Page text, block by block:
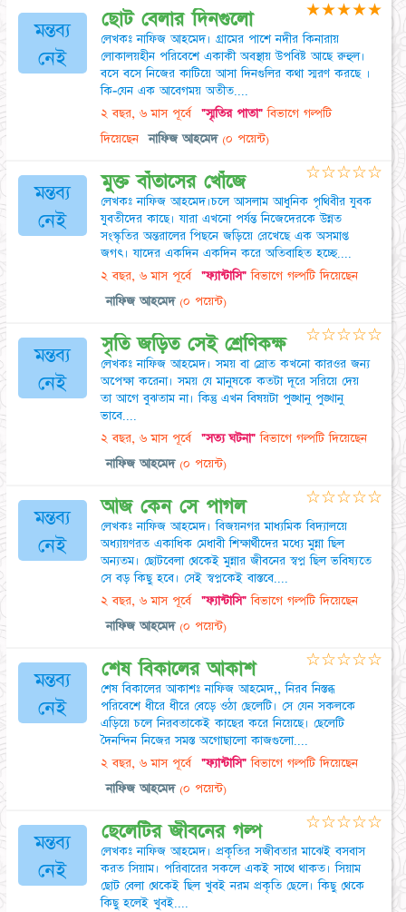
মন্তব্য
নেই
ছোট বেলার দিনগুলো
লেখকঃ নাফিজ আহমেদ। গ্রামের পাশে নদীর কিনারায়
লোকালয়হীন পরিবেশে একাকী অবস্থায় উপবিষ্ট আছে রুহুল।
বসে বসে নিজের কাটিয়ে আসা দিনগুলির কথা স্মরণ করছে ।
কি-যেন এক আবেগময় অতীত....
২ বছর, ৬ মাস পূর্বে "স্মৃতির পাতা"বিভাগে গল্পটি
দিয়েছেন
নাফিজ আহমেদ (০ পয়েন্ট)
★★★★★
মন্তব্য
নেই
মুক্ত বাঁতাসের খোঁজে
লেখকঃ নাফিজ আহমেদ।চলে আসলাম আধুনিক পৃথিবীর যুবক
যুবতীদের কাছে। যারা এখনো পর্যন্ত নিজেদেরকে উন্নত
সংস্কৃতির অন্তরালের পিছনে জড়িয়ে রেখেছে এক অসমাপ্ত
জগৎ। যাদের একদিন একদিন করে অতিবাহিত হচ্ছে....
২ বছর, ৬ মাস পূর্বে "ফ্যান্টাসি"বিভাগে গল্পটি দিয়েছেন
নাফিজ আহমেদ (০ পয়েন্ট)
☆☆☆☆☆
মন্তব্য
নেই
সৃতি জড়িত সেই শ্রেণিকক্ষ
লেখকঃ নাফিজ আহমেদ। সময় বা স্রোত কখনো কারওর জন্য
অপেক্ষা করেনা। সময় যে মানুষকে কতটা দূরে সরিয়ে দেয়
তা আগে বুঝতাম না। কিন্তু এখন বিষয়টা পুঙ্খানু পুঙ্খানু
ভাবে....
২ বছর, ৬ মাস পূর্বে "সত্য ঘটনা"বিভাগে গল্পটি দিয়েছেন
নাফিজ আহমেদ (০ পয়েন্ট)
☆☆☆☆☆
মন্তব্য
নেই
আজ কেন সে পাগল
লেখকঃ নাফিজ আহমেদ। বিজয়নগর মাধ্যমিক বিদ্যালয়ে
অধ্যায়ণরত একাধিক মেধাবী শিক্ষার্থীদের মধ্যে মুন্না ছিল
অন্যতম। ছোটবেলা থেকেই মুন্নার জীবনের স্বপ্ন ছিল ভবিষ্যতে
সে বড় কিছু হবে। সেই স্বপ্নকেই বাস্তবে....
২ বছর, ৬ মাস পূর্বে "ফ্যান্টাসি"বিভাগে গল্পটি দিয়েছেন
নাফিজ আহমেদ (০ পয়েন্ট)
☆☆☆☆☆
মন্তব্য
নেই
শেষ বিকালের আকাশ
শেষ বিকালের আকাশঃ নাফিজ আহমেদ,, নিরব নিস্তব্ধ
পরিবেশে ধীরে ধীরে বেড়ে ওঠা ছেলেটি। সে যেন সকলকে
এড়িয়ে চলে নিরবতাকেই কাছের করে নিয়েছে। ছেলেটি
দৈনন্দিন নিজের সমস্ত অগোছালো কাজগুলো....
২ বছর, ৬ মাস পূর্বে "ফ্যান্টাসি"বিভাগে গল্পটি দিয়েছেন
নাফিজ আহমেদ (০ পয়েন্ট)
☆☆☆☆☆
মন্তব্য
নেই
ছেলেটির জীবনের গল্প
লেখকঃ নাফিজ আহমেদ। প্রকৃতির সজীবতার মাঝেই বসবাস
করত সিয়াম। পরিবারের সকলে একই সাথে থাকত। সিয়াম
ছোট বেলা থেকেই ছিল খুবই নরম প্রকৃতি ছেলে। কিছু থেকে
কিছু হলেই খুবই....
☆☆☆☆☆